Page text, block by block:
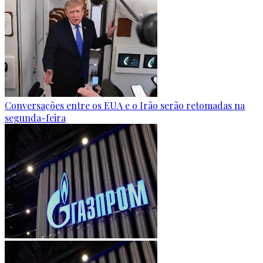
Conversações entre os EUA e o Irão serão retomadas na
segunda-feira